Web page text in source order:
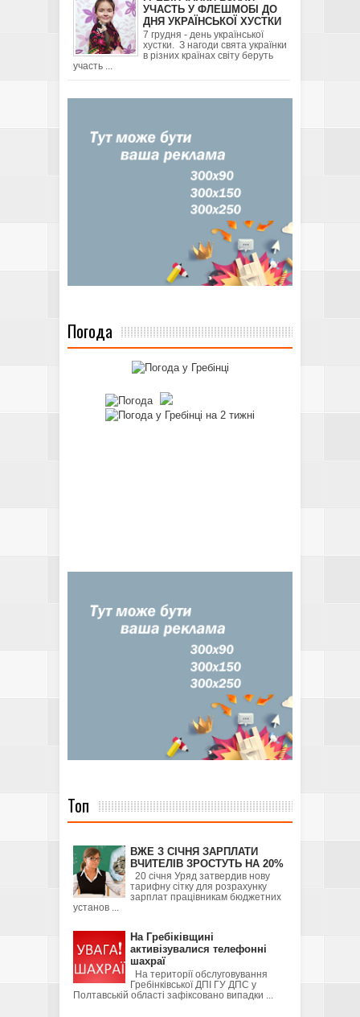
УЧАСТЬ У ФЛЕШМОБІ ДО
ДНЯ УКРАЇНСЬКОЇ ХУСТКИ
7 грудня - день української
хустки. З нагоди свята українки
в різних країнах світу беруть
участь ...
Погода
Топ
ВЖЕ З СІЧНЯ ЗАРПЛАТИ
ВЧИТЕЛІВ ЗРОСТУТЬ НА 20%
20 січня Уряд затвердив нову
тарифну сітку для розрахунку
зарплат працівникам бюджетних
установ ...
На Гребіківщині
активізувалися телефонні
шахраї
На території обслуговування
Гребінківської ДПІ ГУ ДПС у
Полтавській області зафіксовано випадки ...